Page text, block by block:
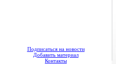
Подписаться на новости
Добавить материал
Контакты